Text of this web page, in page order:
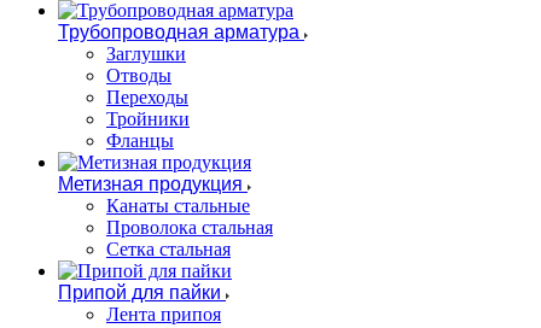
Трубопроводная арматура
Заглушки
Отводы
Переходы
Тройники
Фланцы
Метизная продукция
Канаты стальные
Проволока стальная
Сетка стальная
Припой для пайки
Лента припоя